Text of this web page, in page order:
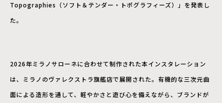
Topographies（ソフト＆テンダー・トポグラフィーズ）」を発表し
た。
2026年ミラノサローネに合わせて制作された本インスタレーション
は、ミラノのヴァレクストラ旗艦店で展開された。有機的な三次元曲
面による造形を通して、軽やかさと遊び心を備えながら、ブランドが